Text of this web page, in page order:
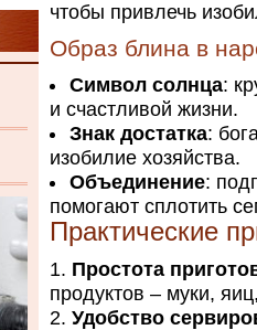
чтобы привлечь
Образ блина в
Символ солнца:
и счастливой жизни.
Знак достатка:
изобилие хозяйства.
Объединение:
помогают сплотить
Практические
Простота
продуктов – муки,
Удобство